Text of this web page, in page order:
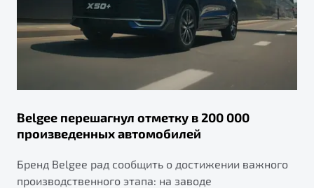
Belgee перешагнул отметку в 200 000
произведенных автомобилей
Бренд Belgee рад сообщить о достижении важного
производственного этапа: на заводе